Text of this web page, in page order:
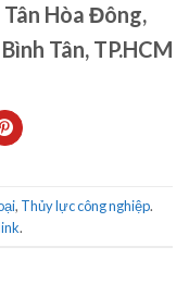
Hòa Đông,
Tân, TP.HCM
, Thủy lực công nghiệp.
.